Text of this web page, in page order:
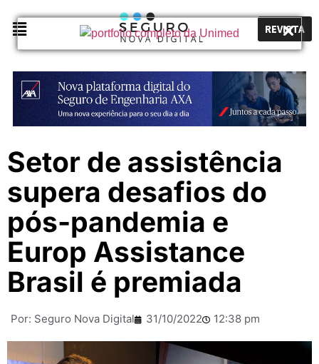
REVISTA
Setor de assistência
supera desafios do
pós-pandemia e
Europ Assistance
Brasil é premiada
Por: Seguro Nova Digital 31/10/2022 12:38 pm